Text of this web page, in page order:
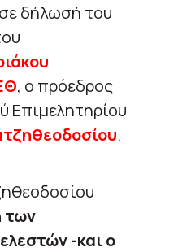
δήλωσή του
, ο πρόεδρος
Επιμελητηρίου
.
των
-και ο